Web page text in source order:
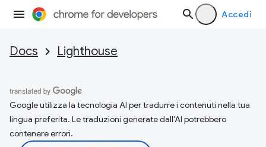
Accedi
Docs Lighthouse
Google utilizza la tecnologia AI per tradurre i contenuti nella tua
lingua preferita. Le traduzioni generate dall'AI potrebbero
contenere errori.